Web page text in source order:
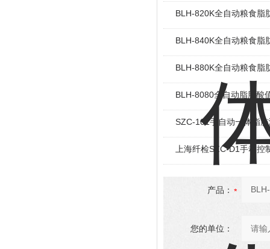
BLH-820K全自动粮食脂
BLH-840K全自动粮食脂
BLH-880K全自动粮食脂
BLH-8080全自动脂肪酸
SZC-101手自动一体脂
上海纤检SZC-D1手动控
产品：
您的单位：